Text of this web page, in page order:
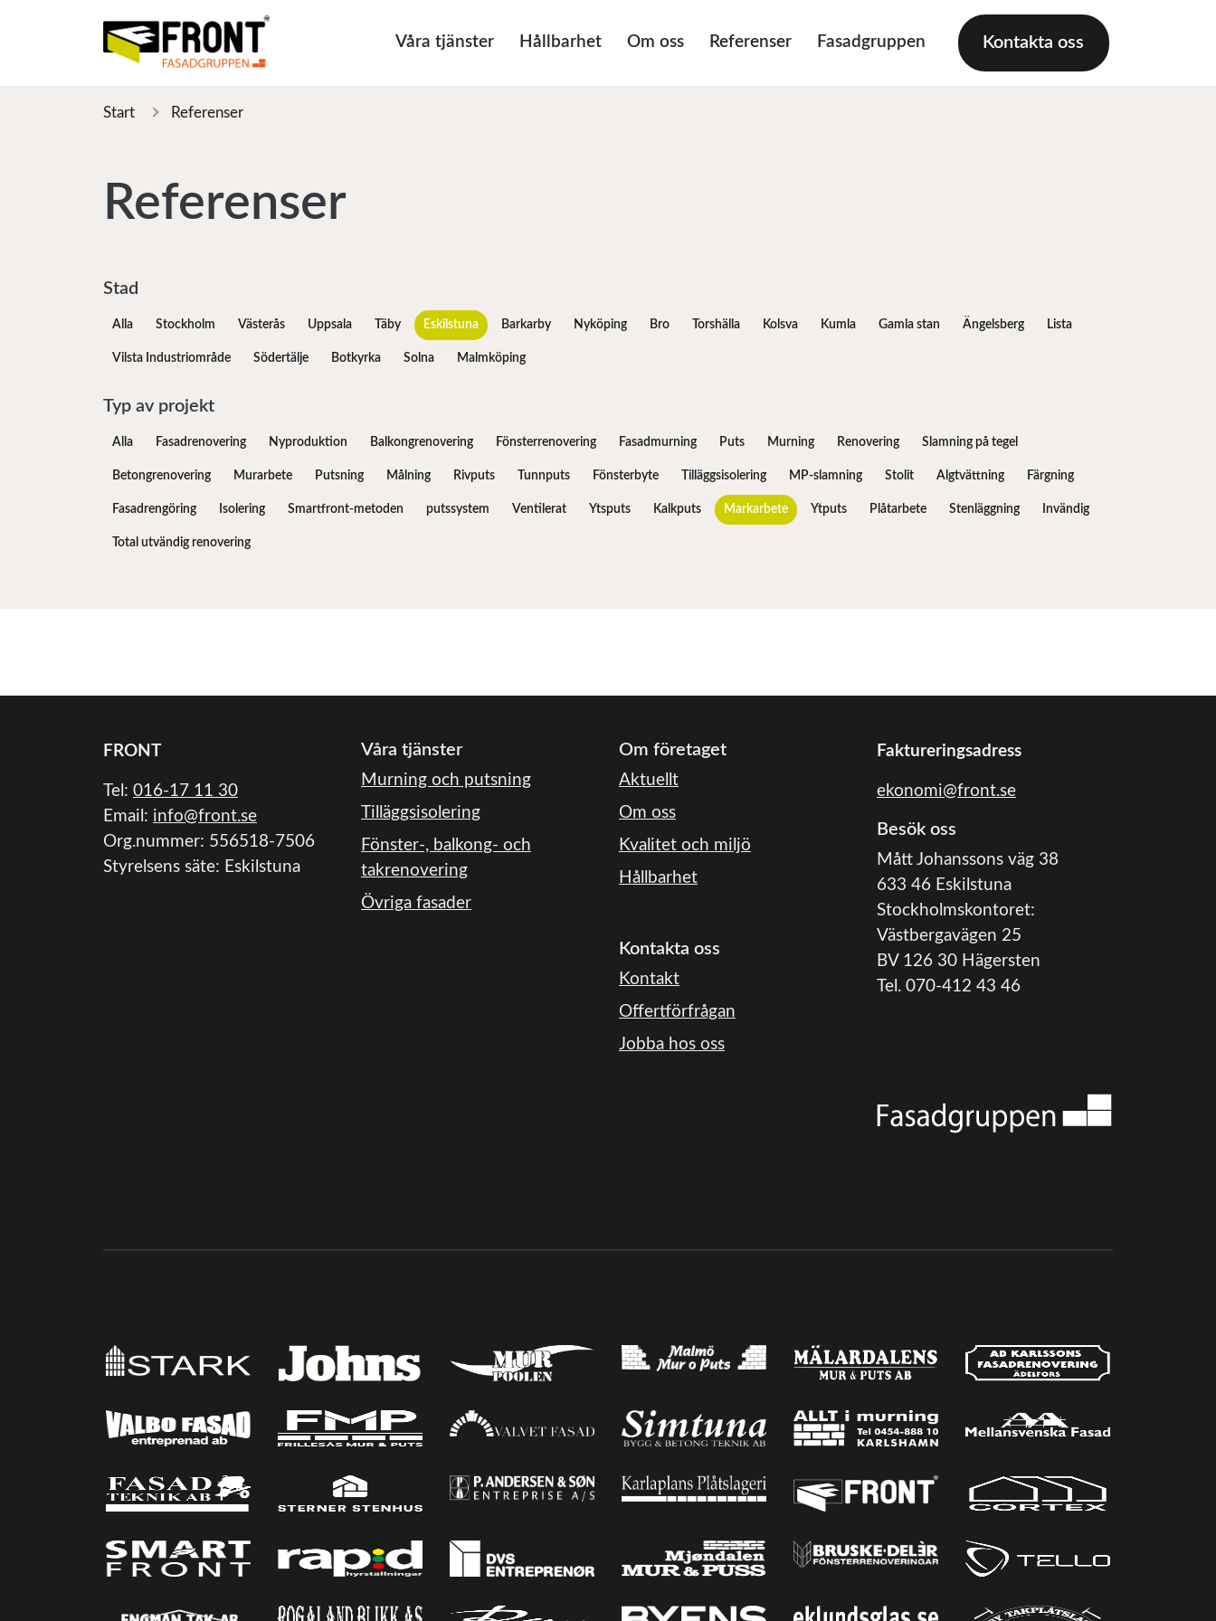
Våra tjänster Hållbarhet Om oss Referenser Fasadgruppen Kontakta oss
Start Referenser
Referenser
Stad
Alla Stockholm Västerås Uppsala Täby Eskilstuna Barkarby Nyköping Bro Torshälla Kolsva Kumla Gamla stan Ängelsberg Lista
Vilsta Industriområde Södertälje Botkyrka Solna Malmköping
Typ av projekt
Alla Fasadrenovering Nyproduktion Balkongrenovering Fönsterrenovering Fasadmurning Puts Murning Renovering Slamning på tegel
Betongrenovering Murarbete Putsning Målning Rivputs Tunnputs Fönsterbyte Tilläggsisolering MP-slamning Stolit Algtvättning Färgning
Fasadrengöring Isolering Smartfront-metoden putssystem Ventilerat Ytsputs Kalkputs Markarbete Ytputs Plåtarbete Stenläggning Invändig
Total utvändig renovering
FRONT
Tel: 016-17 11 30
Email: info@front.se
Org.nummer: 556518-7506
Styrelsens säte: Eskilstuna
Våra tjänster
Murning och putsning
Tilläggsisolering
Fönster-, balkong- och
takrenovering
Övriga fasader
Om företaget
Aktuellt
Om oss
Kvalitet och miljö
Hållbarhet
Kontakta oss
Kontakt
Offertförfrågan
Jobba hos oss
Faktureringsadress
ekonomi@front.se
Besök oss
Mått Johanssons väg 38
633 46 Eskilstuna
Stockholmskontoret:
Västbergavägen 25
BV 126 30 Hägersten
Tel. 070-412 43 46